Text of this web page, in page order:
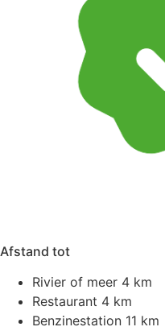
Afstand tot
Rivier of meer 4 km
Restaurant 4 km
Benzinestation 11 km